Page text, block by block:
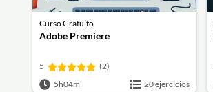
Curso Gratuito
Adobe Premiere
5
(2)
5h04m
20 ejercicios